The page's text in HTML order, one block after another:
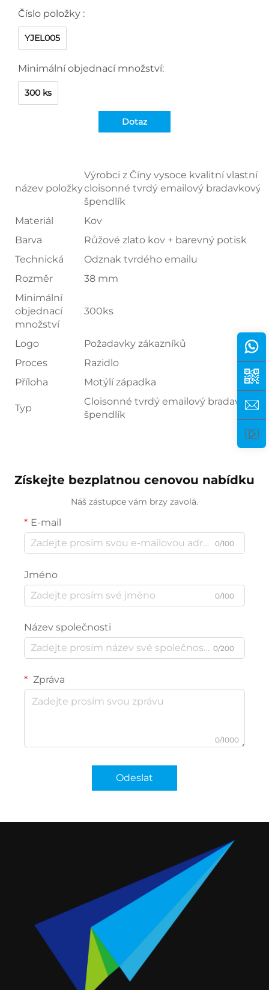
Číslo položky :
YJEL005
Minimální objednací množství:
300 ks
Dotaz
název položky
Výrobci z Číny vysoce kvalitní vlastní
cloisonné tvrdý emailový bradavkový
špendlík
Materiál
Kov
Barva
Růžové zlato kov + barevný potisk
Technická
Odznak tvrdého emailu
Rozměr
38 mm
Minimální
objednací
množství
300ks
Logo
Požadavky zákazníků
Proces
Razidlo
Příloha
Motýlí západka
Typ
Cloisonné tvrdý emailový bradavkový
špendlík
Získejte bezplatnou cenovou nabídku
Náš zástupce vám brzy zavolá.
E-mail
0/100
Jméno
0/100
Název společnosti
0/200
Zpráva
0/1000
Odeslat